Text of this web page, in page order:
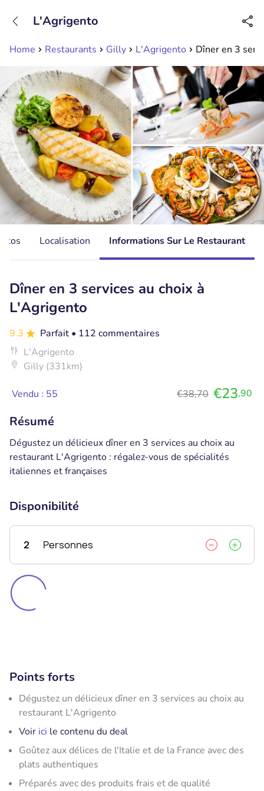
Disponible jusqu'à 23:00 heures
Home Restaurants Gilly L'Agrigento Dîner en 3
L'Agrigento
Localisation Informations Sur Le Restaurant
Dîner en 3 services au choix à
L'Agrigento
9.3 Parfait • 112 commentaires
L'Agrigento
Gilly (331km)
Vendu : 55 €38,70 €23,90
Résumé
Dégustez un délicieux dîner en 3 services au choix au
restaurant L'Agrigento : régalez-vous de spécialités
italiennes et françaises
Disponibilité
2 Personnes
Points forts
Dégustez un délicieux dîner en 3 services au choix au
restaurant L'Agrigento
Voir ici le contenu du deal
Goûtez aux délices de l'Italie et de la France avec des
plats authentiques
Préparés avec des produits frais et de qualité